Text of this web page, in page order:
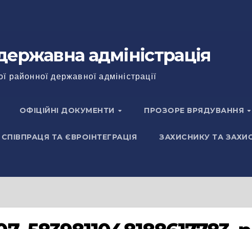
адміністрація
районної державної адміністрації
ОФІЦІЙНІ ДОКУМЕНТИ ПРОЗОРЕ ВРЯДУВАННЯ
ТА ЄВРОІНТЕГРАЦІЯ ЗАХИСНИКУ ТА